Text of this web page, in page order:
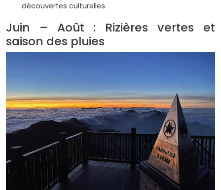
découvertes culturelles.
Juin – Août : Rizières vertes et
saison des pluies